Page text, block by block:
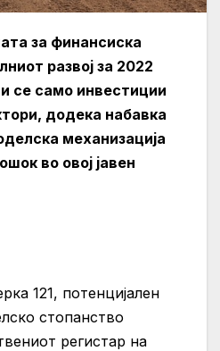
за финансиска
развој за 2022
се само инвестиции
додека набавка
механизација
во овој јавен
121, потенцијален
стопанство
регистар на